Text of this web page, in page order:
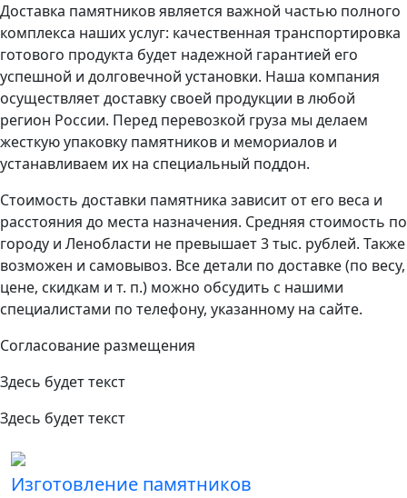
Доставка памятников является важной частью полного
комплекса наших услуг: качественная транспортировка
готового продукта будет надежной гарантией его
успешной и долговечной установки. Наша компания
осуществляет доставку своей продукции в любой
регион России. Перед перевозкой груза мы делаем
жесткую упаковку памятников и мемориалов и
устанавливаем их на специальный поддон.
Стоимость доставки памятника зависит от его веса и
расстояния до места назначения. Средняя стоимость по
городу и Ленобласти не превышает 3 тыс. рублей. Также
возможен и самовывоз. Все детали по доставке (по весу,
цене, скидкам и т. п.) можно обсудить с нашими
специалистами по телефону, указанному на сайте.
Согласование размещения
Здесь будет текст
Здесь будет текст
Изготовление памятников